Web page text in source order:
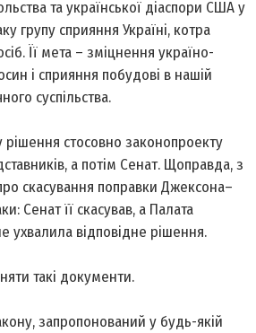
та української діаспори США у
групу сприяння Україні, котра
Її мета – зміцнення україно-
і сприяння побудові в нашій
суспільства.
рішення стосовно законопроекту
а потім Сенат. Щоправда, з
скасування поправки Джексона–
Сенат її скасував, а Палата
ухвалила відповідне рішення.
такі документи.
запропонований у будь-якій